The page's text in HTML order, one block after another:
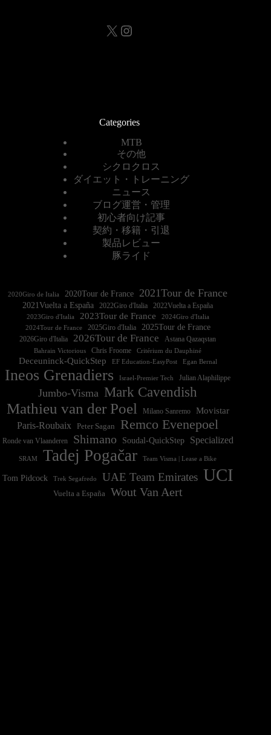
X Instagram
Categories
MTB
その他
シクロクロス
ダイエット・トレーニング
ニュース
ブログ運営・管理
初心者向け記事
契約・移籍・引退
製品レビュー
豚ライド
2020Giro de Italia 2020Tour de France 2021Tour de France
2021Vuelta a España 2022Vuelta a España
2023Giro d'Italia 2023Tour de France
2024Tour de France
2025Giro d'Italia 2025Tour de France
2026Giro d'Italia 2026Tour de France Astana Qazaqstan
Bahrain Victorious Chris Froome Critérium du Dauphiné
Deceuninck-QuickStep EF Education-EasyPost Egan Bernal
Ineos Grenadiers Israel-Premier Tech Julian Alaphilippe
Jumbo-Visma Mark Cavendish
Mathieu van der Poel Milano Sanremo
Movistar
Paris-Roubaix
Peter Sagan Remco Evenepoel
Ronde van Vlaanderen Shimano Soudal-QuickStep Specialized
SRAM Tadej Pogačar Team Visma | Lease a Bike
Tom Pidcock Trek Segafredo UAE Team Emirates UCI
Vuelta a España Wout Van Aert